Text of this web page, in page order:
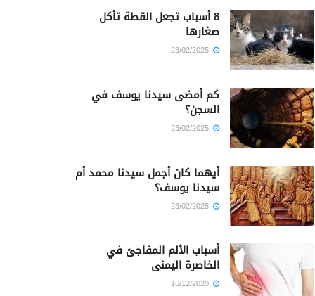
8 أسباب تجعل القطة تأكل
صغارها
كم أمضى سيدنا يوسف في
السجن؟
أيهما كان أجمل سيدنا محمد أم
سيدنا يوسف؟
أسباب الألم المفاجئ في
الخاصرة اليمنى